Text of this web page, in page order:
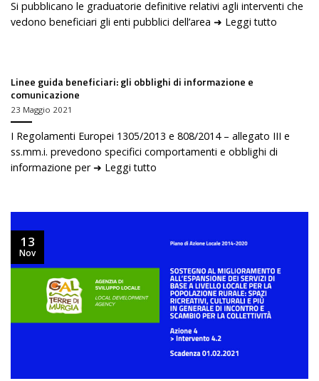
Si pubblicano le graduatorie definitive relativi agli interventi che
vedono beneficiari gli enti pubblici dell’area ➜ Leggi tutto
Linee guida beneficiari: gli obblighi di informazione e
comunicazione
23 Maggio 2021
I Regolamenti Europei 1305/2013 e 808/2014 – allegato III e
ss.mm.i. prevedono specifici comportamenti e obblighi di
informazione per ➜ Leggi tutto
13
Nov